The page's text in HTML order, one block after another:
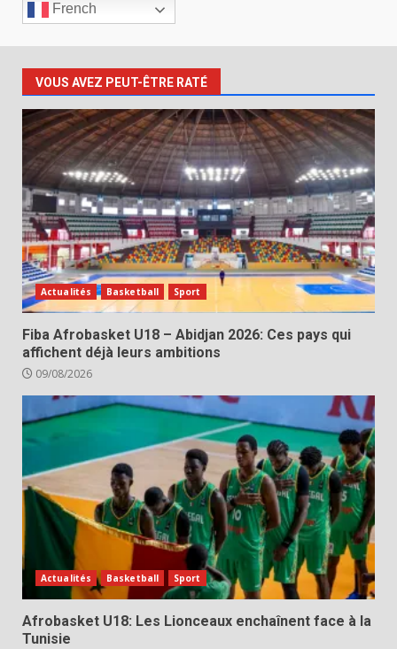
French
VOUS AVEZ PEUT-ÊTRE RATÉ
Actualités Basketball Sport
Fiba Afrobasket U18 – Abidjan 2026: Ces pays qui
affichent déjà leurs ambitions
09/08/2026
Actualités Basketball Sport
Afrobasket U18: Les Lionceaux enchaînent face à la
Tunisie